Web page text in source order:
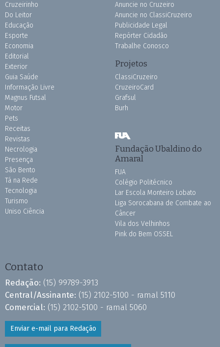
Cruzeirinho
Do Leitor
Educação
Esporte
Economia
Editorial
Exterior
Guia Saúde
Informação Livre
Magnus Futsal
Motor
Pets
Receitas
Revistas
Necrologia
Presença
São Bento
Tá na Rede
Tecnologia
Turismo
Uniso Ciência
Anuncie no Cruzeiro
Anuncie no ClassiCruzeiro
Publicidade Legal
Repórter Cidadão
Trabalhe Conosco
Projetos
ClassiCruzeiro
CruzeiroCard
Grafsul
Burh
Fundação Ubaldino do
Amaral
FUA
Colégio Politécnico
Lar Escola Monteiro Lobato
Liga Sorocabana de Combate ao
Câncer
Vila dos Velhinhos
Pink do Bem OSSEL
Contato
Redação: (15) 99789-3913
Central/Assinante: (15) 2102-5100 - ramal 5110
Comercial: (15) 2102-5100 - ramal 5060
Enviar e-mail para Redação